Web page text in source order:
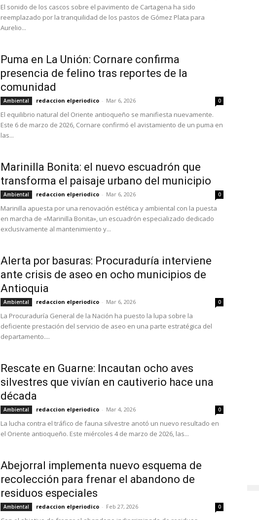
El sonido de los cascos sobre el pavimento de Cartagena ha sido
reemplazado por la tranquilidad de los pastos de Gómez Plata para
Aurelio...
Puma en La Unión: Cornare confirma
presencia de felino tras reportes de la
comunidad
Ambiental redaccion elperiodico - Mar 6, 2026 0
El equilibrio natural del Oriente antioqueño se manifiesta nuevamente.
Este 6 de marzo de 2026, Cornare confirmó el avistamiento de un puma en
las...
Marinilla Bonita: el nuevo escuadrón que
transforma el paisaje urbano del municipio
Ambiental redaccion elperiodico - Mar 6, 2026 0
Marinilla apuesta por una renovación estética y ambiental con la puesta
en marcha de «Marinilla Bonita», un escuadrón especializado dedicado
exclusivamente al mantenimiento y...
Alerta por basuras: Procuraduría interviene
ante crisis de aseo en ocho municipios de
Antioquia
Ambiental redaccion elperiodico - Mar 6, 2026 0
La Procuraduría General de la Nación ha puesto la lupa sobre la
deficiente prestación del servicio de aseo en una parte estratégica del
departamento....
Rescate en Guarne: Incautan ocho aves
silvestres que vivían en cautiverio hace una
década
Ambiental redaccion elperiodico - Mar 4, 2026 0
La lucha contra el tráfico de fauna silvestre anotó un nuevo resultado en
el Oriente antioqueño. Este miércoles 4 de marzo de 2026, las...
Abejorral implementa nuevo esquema de
recolección para frenar el abandono de
residuos especiales
Ambiental redaccion elperiodico - Feb 27, 2026 0